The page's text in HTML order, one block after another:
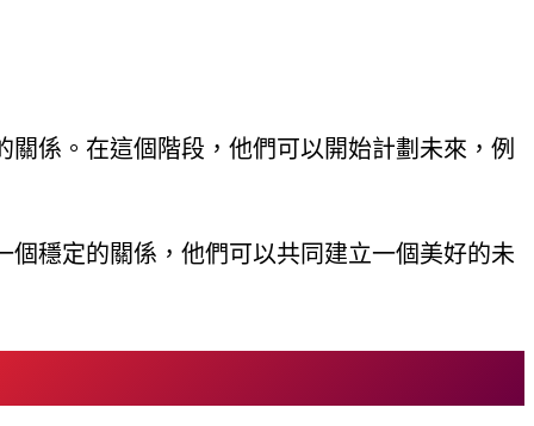
係。在這個階段，他們可以開始計劃未來，例
穩定的關係，他們可以共同建立一個美好的未